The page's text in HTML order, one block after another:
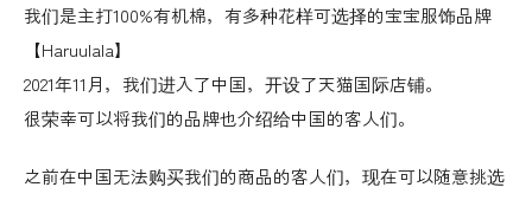
我们是主打100%有机棉，有多种花样可选择的宝宝服饰品牌
【Haruulala】
2021年11月，我们进入了中国，开设了天猫国际店铺。
很荣幸可以将我们的品牌也介绍给中国的客人们。
之前在中国无法购买我们的商品的客人们，现在可以随意挑选